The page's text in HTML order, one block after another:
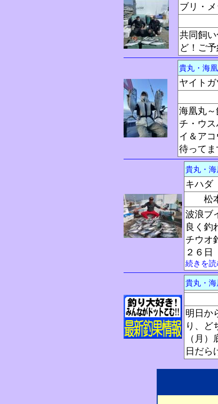
ブリ・
共同飼
ど！ご
貴丸・海
ヤイト
海凰丸
チ・ウ
イ＆ア
待って
貴丸・
キハダ
松本
波浪ブ
良く
チウオ
２６
続きを読
貴丸・
明日か
り、
（月
日だら